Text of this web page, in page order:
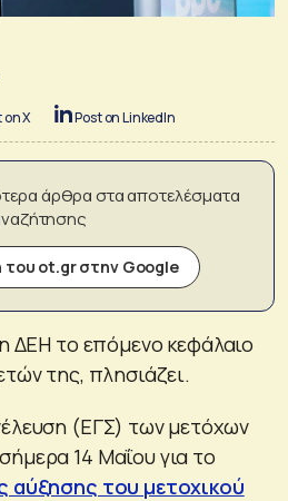
on X Post on LinkedIn
άρθρα στα αποτελέσματα
ot.gr στην Google
ΔΕΗ το επόμενο κεφάλαιο
της, πλησιάζει.
(ΕΓΣ) των μετόχων
14 Μαΐου για το
αύξησης του μετοχικού